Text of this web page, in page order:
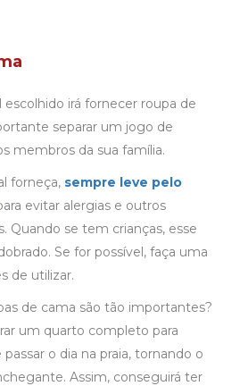
irá fornecer roupa de
separar um jogo de
membros da sua família.
forneça, sempre leve pelo
evitar alergias e outros
Quando se tem crianças, esse
Se for possível, faça uma
de utilizar.
de cama são tão importantes?
um quarto completo para
o dia na praia, tornando o
Assim, conseguirá ter